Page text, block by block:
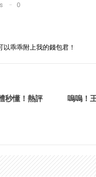
0
乖乖附上我的錢包君！
秒懂！熱評
嗚嗚！